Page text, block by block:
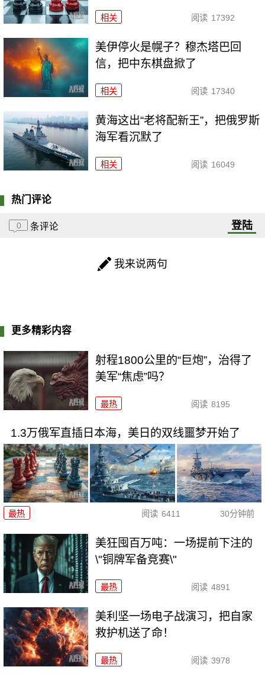
相关 阅读 17392
美伊停火是幌子？穆杰塔巴回
信，把中东棋盘掀了
相关 阅读 17340
黄海这出“老将配新王”，把俄罗斯
海军看沉默了
相关 阅读 16049
热门评论
0 条评论 登陆
我来说两句
更多精彩内容
射程1800公里的“巨炮”，治得了
美军“焦虑”吗？
最热 阅读 8195
1.3万俄军直插日本海，美日的双线噩梦开始了
最热 阅读 6411 30分钟前
美狂囤百万吨：一场提前下注的
\"铜牌军备竞赛\"
最热 阅读 4891
美利坚一场电子战演习，把自家
救护机送了命！
最热 阅读 3978